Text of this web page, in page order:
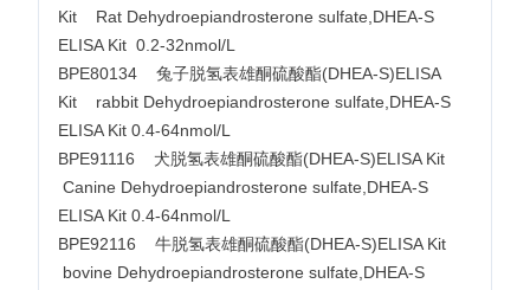
Kit Rat Dehydroepiandrosterone sulfate,DHEA-S
ELISA Kit 0.2-32nmol/L
BPE80134 兔子脱氢表雄酮硫酸酯(DHEA-S)ELISA
Kit rabbit Dehydroepiandrosterone sulfate,DHEA-S
ELISA Kit 0.4-64nmol/L
BPE91116 犬脱氢表雄酮硫酸酯(DHEA-S)ELISA Kit
Canine Dehydroepiandrosterone sulfate,DHEA-S
ELISA Kit 0.4-64nmol/L
BPE92116 牛脱氢表雄酮硫酸酯(DHEA-S)ELISA Kit
bovine Dehydroepiandrosterone sulfate,DHEA-S